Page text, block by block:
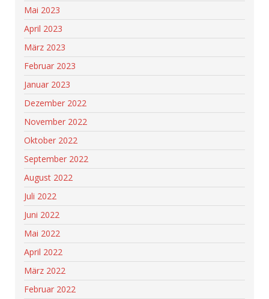
Mai 2023
April 2023
März 2023
Februar 2023
Januar 2023
Dezember 2022
November 2022
Oktober 2022
September 2022
August 2022
Juli 2022
Juni 2022
Mai 2022
April 2022
März 2022
Februar 2022